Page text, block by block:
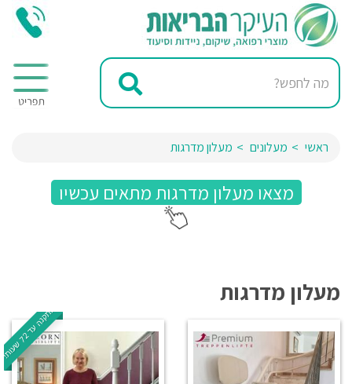
ראשי מעלונים מעלון מדרגות
מצאו מעלון מדרגות מתאים עכשיו
מעלון מדרגות
ה
ת
ק
נ
ה
ע
ד
7
2
ש
ע
ו
ת
!